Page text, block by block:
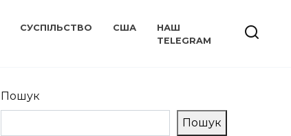
СУСПІЛЬСТВО США
НАШ
TELEGRAM
Пошук
Пошук